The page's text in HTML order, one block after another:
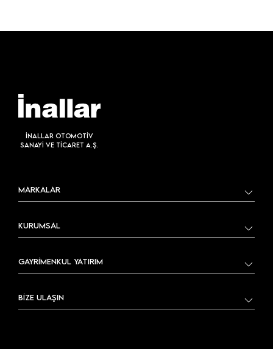
İNALLAR OTOMOTİV
SANAYİ VE TİCARET A.Ş.
MARKALAR
KURUMSAL
GAYRİMENKUL YATIRIM
BİZE ULAŞIN